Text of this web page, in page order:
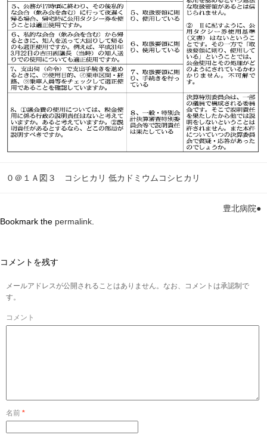
０＠１Ａ図３ コシヒカリ 低カドミウムコシヒカリ
豊北病院●
Bookmark the permalink
コメントを残す
メールアドレスが公開されることはありません。なお、コメントは承認制で
す。
コメント
名前 *